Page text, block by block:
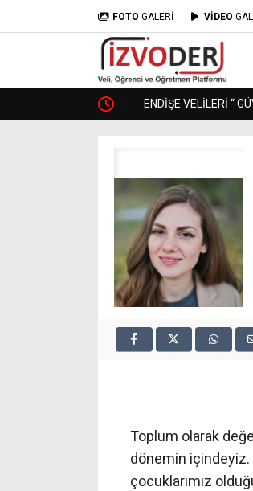
FOTO GALERİ VİDEO
ENDİŞE VELİLERİ “
Toplum olarak
dönemin
çocuklarımız